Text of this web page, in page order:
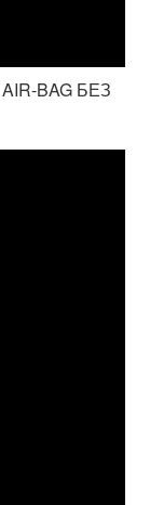
BAG БЕЗ